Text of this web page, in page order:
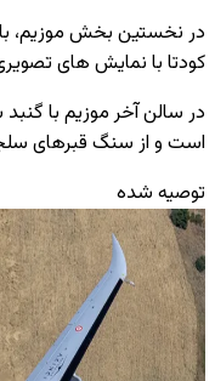
در نخستین بخش موزیم،
کودتا با نمایش‌ های
در سالن آخر موزیم با
است و از سنگ قبرهای
توصیه شده